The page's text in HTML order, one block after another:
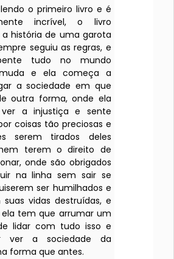
o primeiro livro e é
incrível, o livro
história de uma garota
seguiu as regras, e
tudo no mundo
e ela começa a
a sociedade em que
outra forma, onde ela
a injustiça e sente
coisas tão preciosas e
serem tirados deles
terem o direito de
onde são obrigados
na linha sem sair se
ser humilhados e
suas vidas destruídas, e
ela tem que arrumar um
lidar com tudo isso e
ver a sociedade da
forma que antes.